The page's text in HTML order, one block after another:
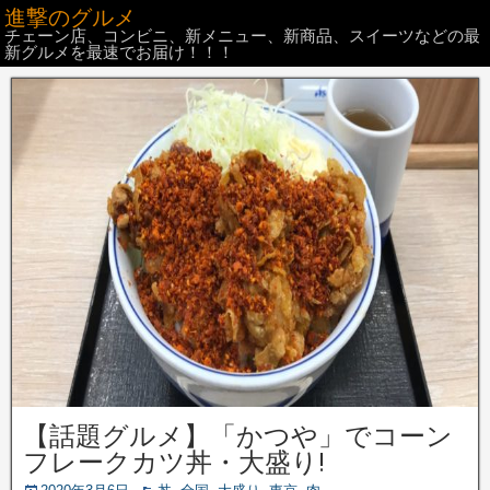
進撃のグルメ
チェーン店、コンビニ、新メニュー、新商品、スイーツなどの最
新グルメを最速でお届け！！！
【話題グルメ】「かつや」でコーン
フレークカツ丼・大盛り!